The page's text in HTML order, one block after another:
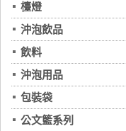
檯燈
沖泡飲品
飲料
沖泡用品
包裝袋
公文籃系列